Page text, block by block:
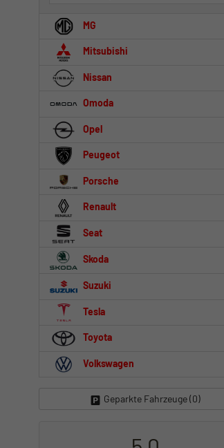
MG
Mitsubishi
Nissan
Omoda
Opel
Peugeot
Porsche
Renault
Seat
Skoda
Suzuki
Tesla
Toyota
Volkswagen
Geparkte Fahrzeuge (0)